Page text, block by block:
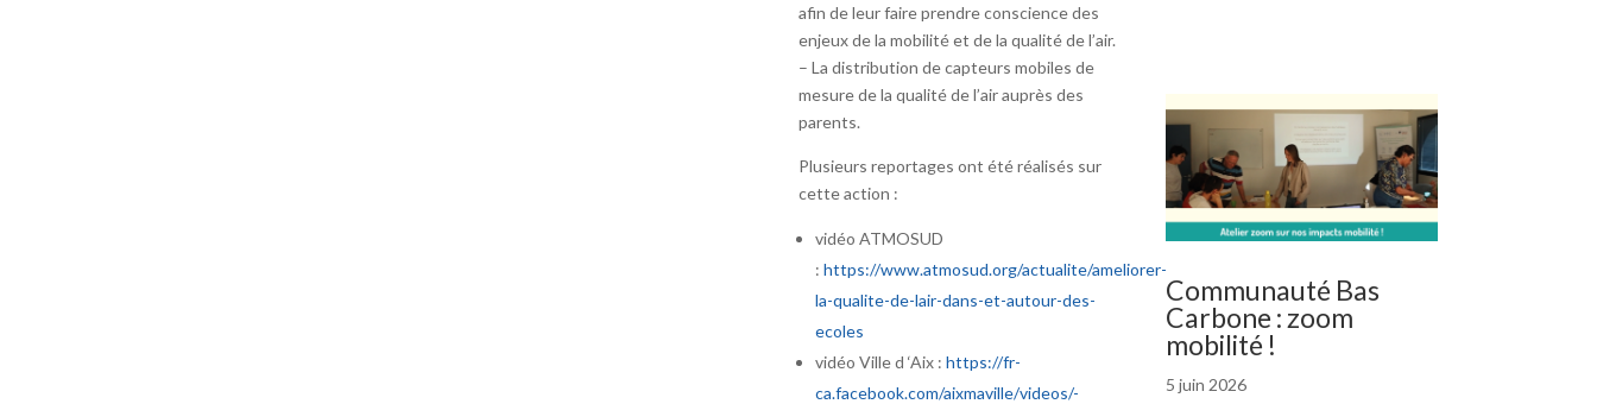
afin de leur faire prendre conscience des
enjeux de la mobilité et de la qualité de l’air.
– La distribution de capteurs mobiles de
mesure de la qualité de l’air auprès des
parents.
Plusieurs reportages ont été réalisés sur
cette action :
vidéo ATMOSUD
: https://www.atmosud.org/actualite/ameliorer-
la-qualite-de-lair-dans-et-autour-des-
ecoles
vidéo Ville d ‘Aix : https://fr-
ca.facebook.com/aixmaville/videos/-
Communauté Bas
Carbone : zoom
mobilité !
5 juin 2026